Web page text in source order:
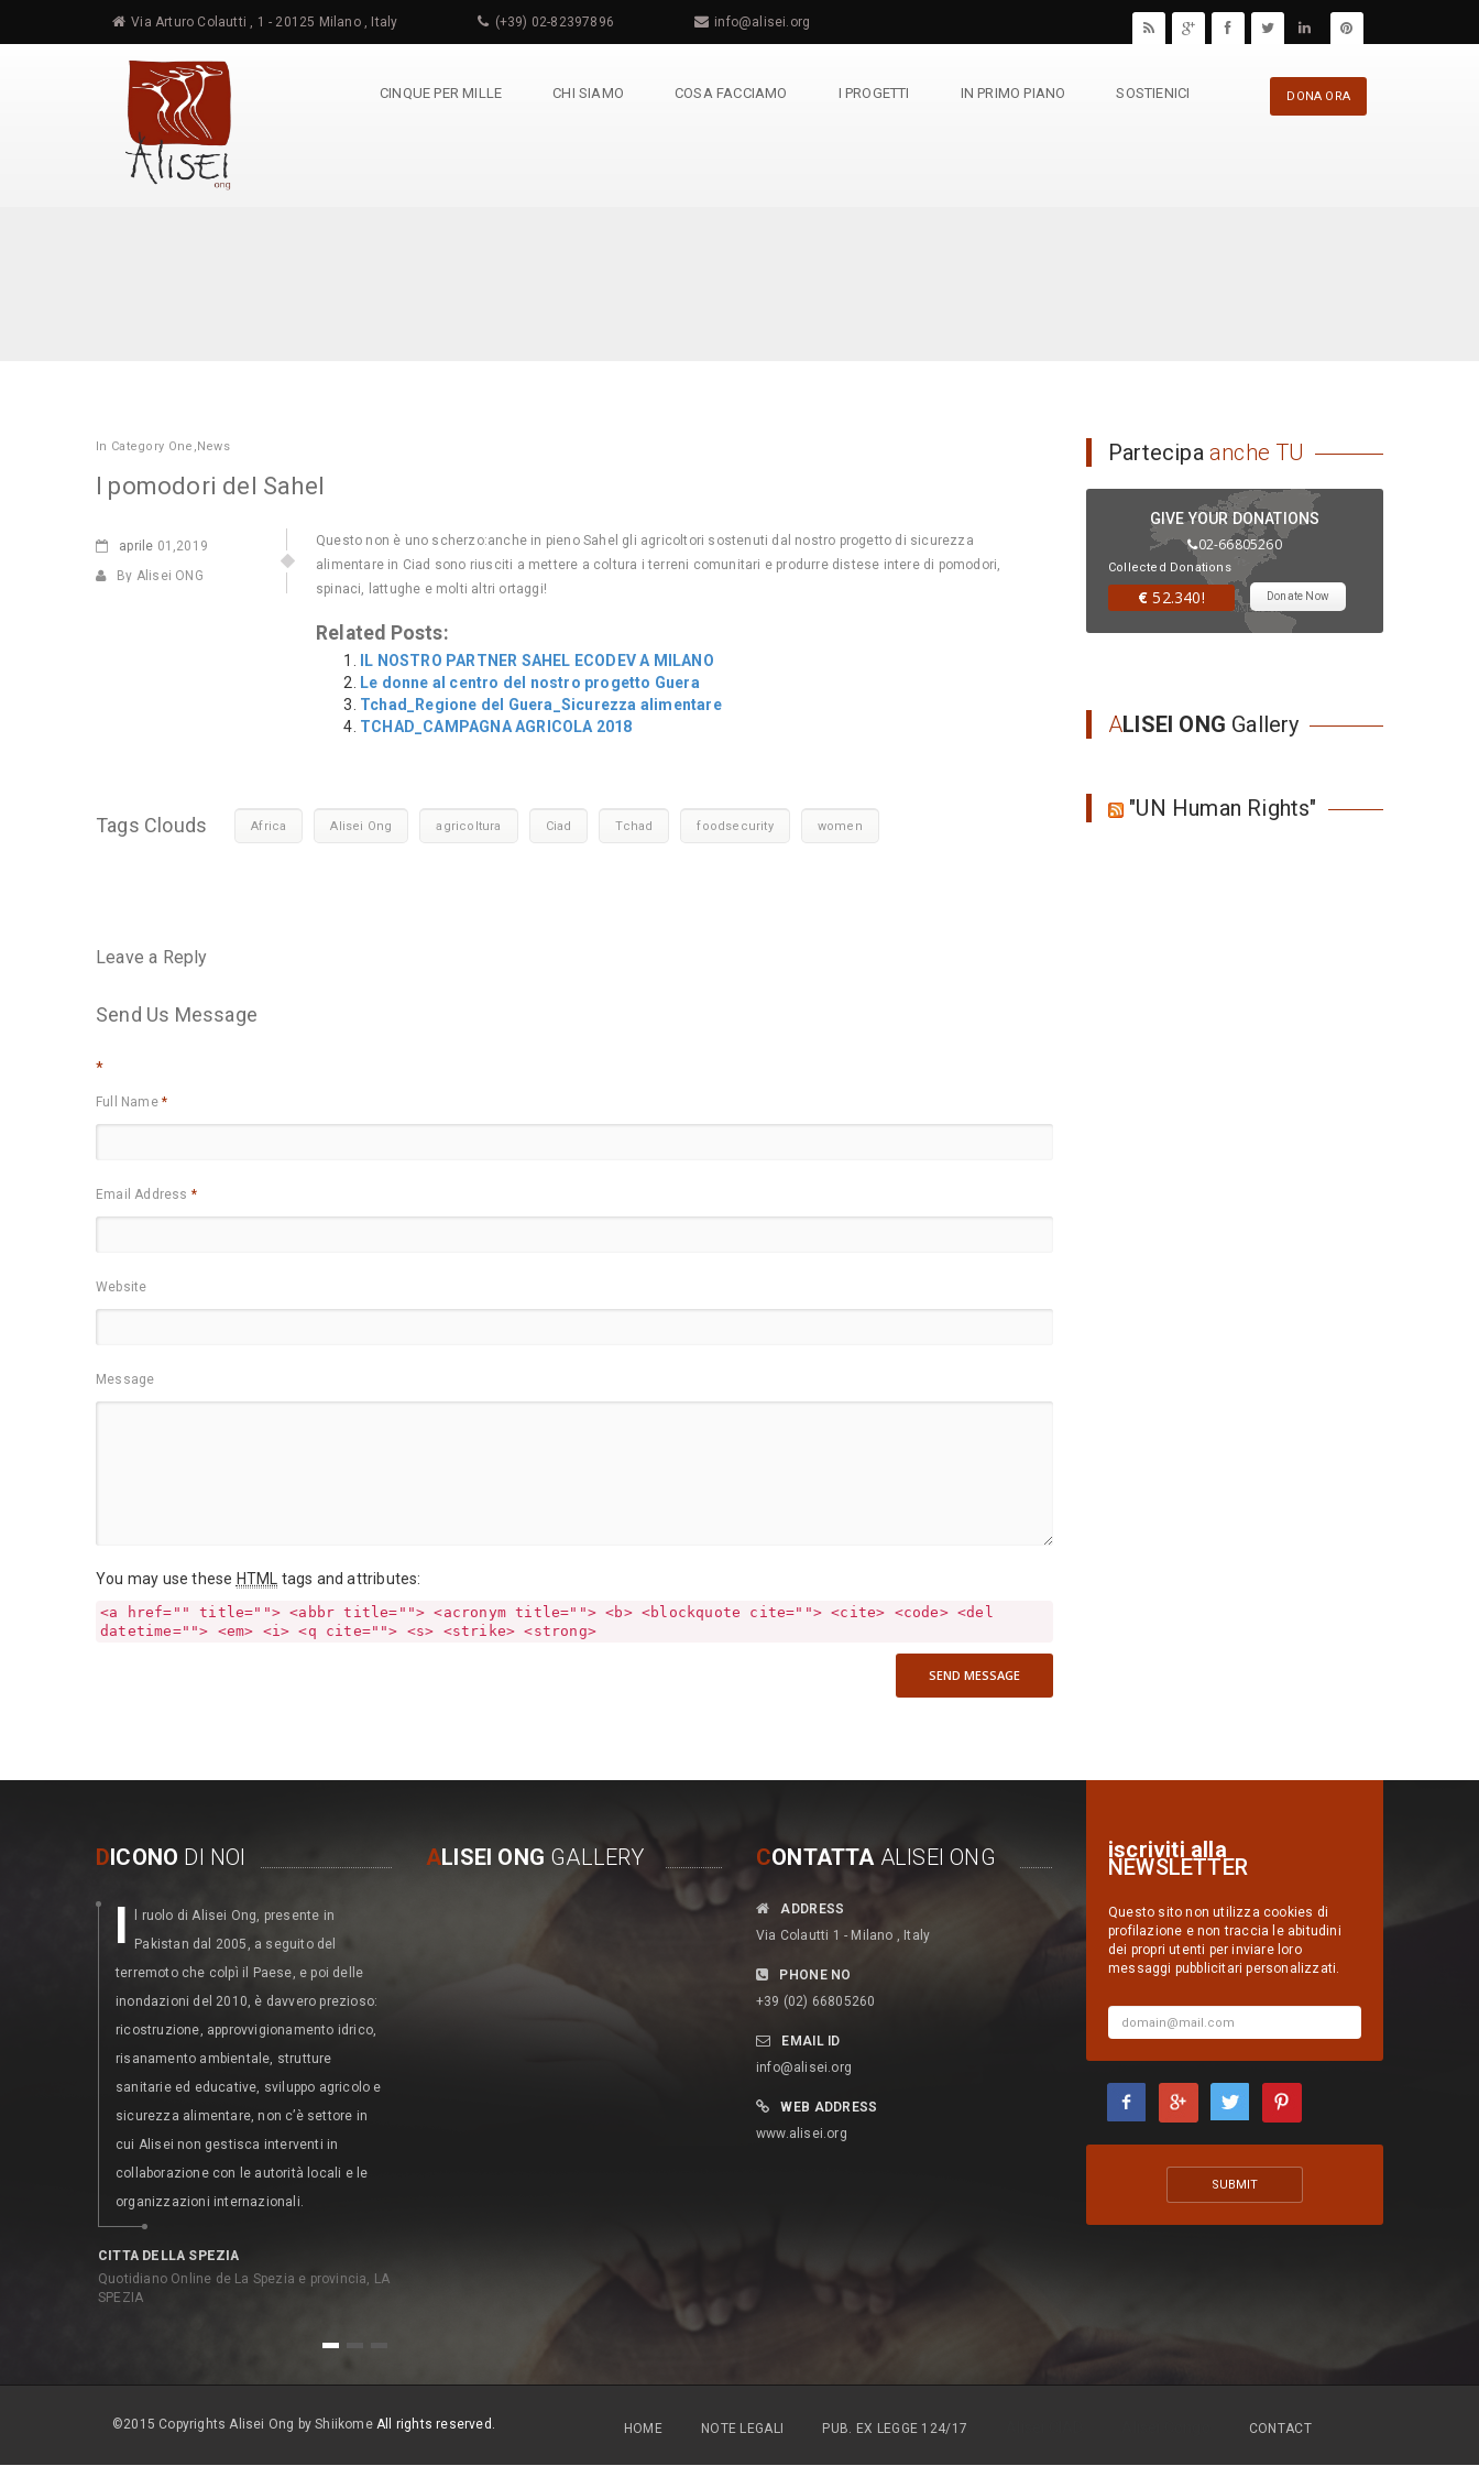
Via Arturo Colautti , 1 - 20125 Milano , Italy (+39) 02-82397896 info@alisei.org
DONA ORA
CINQUE PER MILLE CHI SIAMO COSA FACCIAMO I PROGETTI IN PRIMO PIANO SOSTIENICI
In Category One ,News
I pomodori del Sahel
aprile 01,2019
By Alisei ONG
Questo non è uno scherzo:anche in pieno Sahel gli agricoltori sostenuti dal nostro progetto di sicurezza
alimentare in Ciad sono riusciti a mettere a coltura i terreni comunitari e produrre distese intere di pomodori,
spinaci, lattughe e molti altri ortaggi!
Related Posts:
IL NOSTRO PARTNER SAHEL ECODEV A MILANO
Le donne al centro del nostro progetto Guera
Tchad_Regione del Guera_Sicurezza alimentare
TCHAD_CAMPAGNA AGRICOLA 2018
Tags Clouds Africa Alisei Ong agricoltura Ciad Tchad foodsecurity women
Leave a Reply
Send Us Message
*
Full Name*
Email Address *
Website
Message
You may use these HTML tags and attributes:
<a href="" title=""> <abbr title=""> <acronym title=""> <b> <blockquote cite=""> <cite> <code> <del
datetime=""> <em> <i> <q cite=""> <s> <strike> <strong>
SEND MESSAGE
Partecipa anche TU
GIVE YOUR DONATIONS
02-66805260
Collected Donations
€ 52.340! Donate Now
ALISEI ONG Gallery
"UN Human Rights"
DICONO DI NOI
I
l ruolo di Alisei Ong, presente in
Pakistan dal 2005, a seguito del
terremoto che colpì il Paese, e poi delle
inondazioni del 2010, è davvero prezioso:
ricostruzione, approvvigionamento idrico,
risanamento ambientale, strutture
sanitarie ed educative, sviluppo agricolo e
sicurezza alimentare, non c’è settore in
cui Alisei non gestisca interventi in
collaborazione con le autorità locali e le
organizzazioni internazionali.
CITTA DELLA SPEZIA
Quotidiano Online de La Spezia e provincia, LA
SPEZIA
romuovere un’agricoltura rispettosa
dell’uomo e dell’ambiente e
soprattutto servire da vetrina verso il
mondo per promuovere la qualità dei
l’obiettivo che si sono posti l’Ong Alisei,
l’Unione Europea…L’importanza del
progetto On Mange Local per l’agricoltura
1 2
ALISEI ONG GALLERY CONTATTAALISEI ONG
ADDRESS
Via Colautti 1 - Milano , Italy
PHONE NO
+39 (02) 66805260
EMAIL ID
info@alisei.org
WEB ADDRESS
www.alisei.org
iscriviti alla
NEWSLETTER
Questo sito non utilizza cookies di
profilazione e non traccia le abitudini
dei propri utenti per inviare loro
messaggi pubblicitari personalizzati.
©2015 Copyrights Alisei Ong by ShiikomeAll rights reserved. HOME NOTE LEGALI PUB. EX LEGGE 124/17 CONTACT